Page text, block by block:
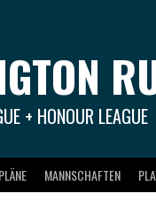
+ HONOUR LEAGUE
MANNSCHAFTEN